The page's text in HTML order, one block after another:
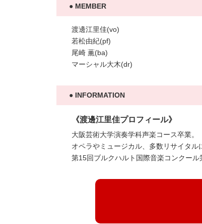
MEMBER
渡邊江里佳(vo)
若松由紀(pf)
尾崎 薫(ba)
マーシャル大木(dr)
INFORMATION
《渡邊江里佳プロフィール》
大阪芸術大学演奏学科声楽コース卒業。
オペラやミュージカル、多数リサイタ
第15回ブルクハルト国際音楽コンクール